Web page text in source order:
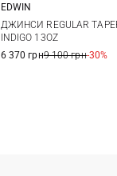
30 31
34 36
EDWIN
ДЖИНСИ REGULAR
INDIGO 13OZ
6 370 грн9 100 грн-30%